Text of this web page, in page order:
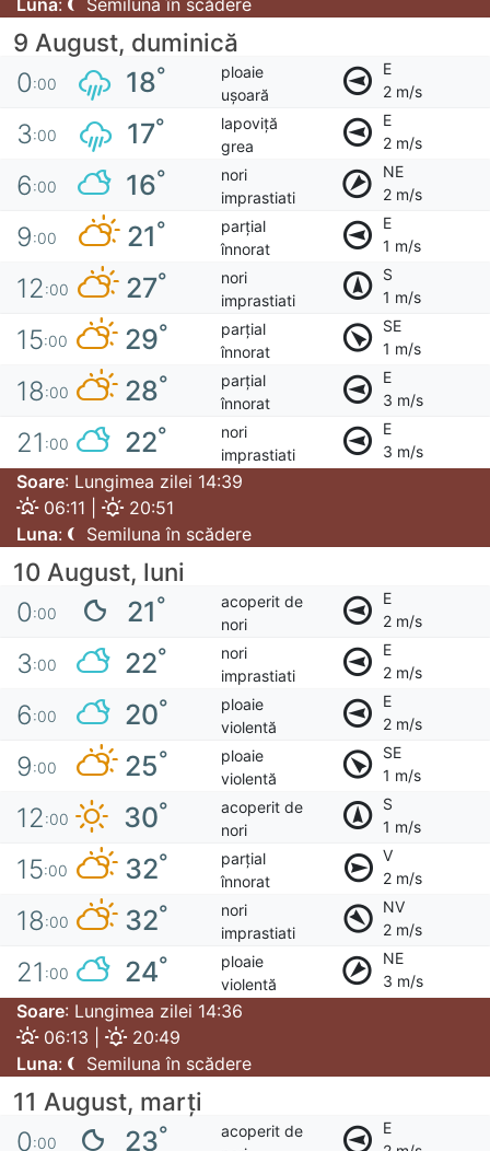
Luna: Semiluna în scădere
9 August, duminică
0:00 18°
ploaie
ușoară
E
2 m/s
3:00 17°
lapoviță
grea
E
2 m/s
6:00 16°
nori
imprastiati
NE
2 m/s
9:00 21°
parțial
înnorat
E
1 m/s
12:00 27°
nori
imprastiati
S
1 m/s
15:00 29°
parțial
înnorat
SE
1 m/s
18:00 28°
parțial
înnorat
E
3 m/s
21 :00 22°
nori
imprastiati
E
3 m/s
Soare: Lungimea zilei 14:39
06:11 |
20:51
Luna: Semiluna în scădere
10 August, luni
0:00 21°
acoperit de
nori
E
2 m/s
3:00 22°
nori
imprastiati
E
2 m/s
6:00 20°
ploaie
violentă
E
2 m/s
9:00 25°
ploaie
violentă
SE
1 m/s
12:00 30°
acoperit de
nori
S
1 m/s
15:00 32°
parțial
înnorat
V
2 m/s
18:00 32°
nori
imprastiati
NV
2 m/s
21 :00 24°
ploaie
violentă
NE
3 m/s
Soare: Lungimea zilei 14:36
06:13 |
20:49
Luna: Semiluna în scădere
11 August, marţi
0:00 23°
acoperit de
E